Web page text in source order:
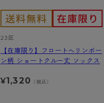
23区
【在庫限り】フロートヘリンボー
ン柄 ショートクルー丈 ソックス
¥1,320 （税込）